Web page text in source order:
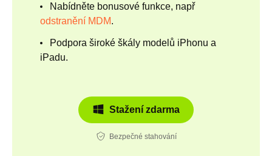
Nabídněte bonusové funkce, např
odstranění MDM.
Podpora široké škály modelů iPhonu a
iPadu.
Stažení zdarma
Bezpečné stahování